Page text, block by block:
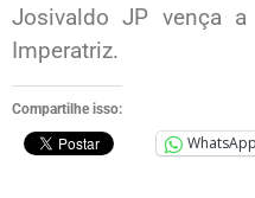
Josivaldo JP vença
Imperatriz.
Compartilhe isso:
WhatsApp